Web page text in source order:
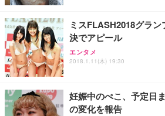
務用 おしゃれ パソコンチ
ANDWINT オフィスチェア
ッシュ 通気性 ランバーサ
ス圧無段階昇降 360度回転
【MiniLED/24.5inch/
HOOTER Gaming Monitor
グモニター QD 24.5インチ
アイリスオーヤマ ペットシ
ュラー 200枚入【
ミスFLASH2018グラ
決でアピール
エンタメ
2018.1.11(木) 19:30
妊娠中のぺこ、予定日
の変化を報告